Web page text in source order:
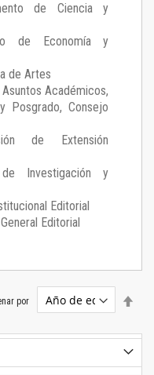
de Ciencia y
de Economía y
de Artes
Académicos,
Posgrado, Consejo
de Extensión
Investigación y
Editorial
Editorial
por